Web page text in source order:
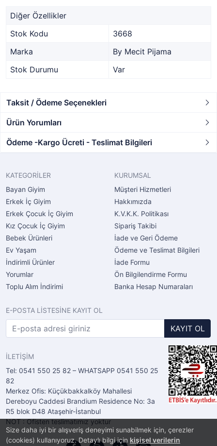
Size daha iyi bir alışveriş deneyimi sunabilmek için, çerezler
(cookies) kullanıyoruz. Detaylı bilgi için kişisel verilerin
Diğer Özellikler
Stok Kodu
3668
Marka
By Mecit Pijama
Stok Durumu
Var
Taksit / Ödeme Seçenekleri
Ürün Yorumları
Ödeme -Kargo Ücreti - Teslimat Bilgileri
KATEGORİLER
Bayan Giyim
Erkek İç Giyim
Erkek Çocuk İç Giyim
Kız Çocuk İç Giyim
Bebek Ürünleri
Ev Yaşam
İndirimli Ürünler
Yorumlar
Toplu Alım İndirimi
KURUMSAL
Müşteri Hizmetleri
Hakkımızda
K.V.K.K. Politikası
Sipariş Takibi
İade ve Geri Ödeme
Ödeme ve Teslimat Bilgileri
İade Formu
Ön Bilgilendirme Formu
Banka Hesap Numaraları
E-POSTA LİSTESİNE KAYIT OL
KAYIT OL
İLETİŞİM
Tel: 0541 550 25 82 – WHATSAPP 0541 550 25
82
Merkez Ofis: Küçükbakkalköy Mahallesi
Dereboyu Caddesi Brandium Residence No: 3a
R5 blok D48 Ataşehir-İstanbul
NOT : Ofisten teslimatımız yoktur